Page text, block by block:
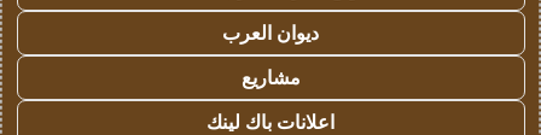
ديوان العرب
مشاريع
اعلانات باك لينك